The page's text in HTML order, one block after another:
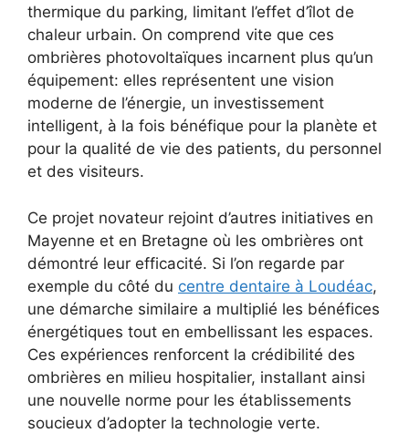
thermique du parking, limitant l’effet d’îlot de
chaleur urbain. On comprend vite que ces
ombrières photovoltaïques incarnent plus qu’un
équipement: elles représentent une vision
moderne de l’énergie, un investissement
intelligent, à la fois bénéfique pour la planète et
pour la qualité de vie des patients, du personnel
et des visiteurs.
Ce projet novateur rejoint d’autres initiatives en
Mayenne et en Bretagne où les ombrières ont
démontré leur efficacité. Si l’on regarde par
exemple du côté du centre dentaire à Loudéac,
une démarche similaire a multiplié les bénéfices
énergétiques tout en embellissant les espaces.
Ces expériences renforcent la crédibilité des
ombrières en milieu hospitalier, installant ainsi
une nouvelle norme pour les établissements
soucieux d’adopter la technologie verte.